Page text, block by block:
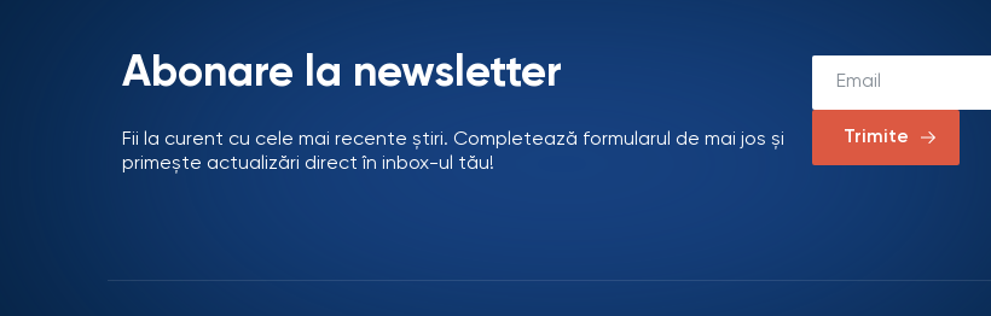
Abonare la newsletter
Fii la curent cu cele mai recente știri. Completează formularul de mai jos și
primește actualizări direct în inbox-ul tău!
Trimite